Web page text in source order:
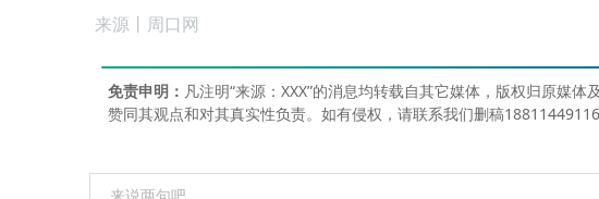
来源丨周口网
免责申明： 凡注明“来源：XXX”的消息均转载自其它媒体，版权归原媒
赞同其观点和对其真实性负责。如有侵权，请联系我们删稿18811449116